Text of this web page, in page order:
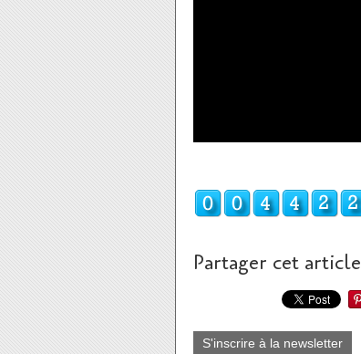
Partager cet article
S'inscrire à la newsletter